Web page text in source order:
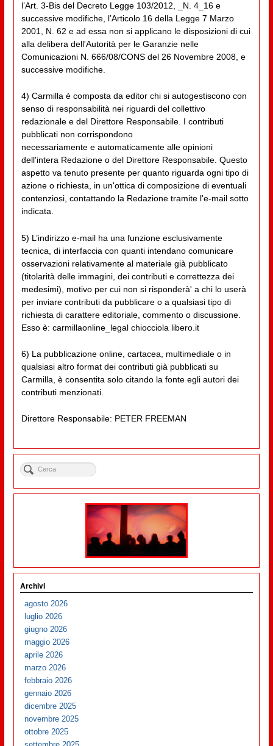
l’Art. 3-Bis del Decreto Legge 103/2012, _N. 4_16 e
successive modifiche, l’Articolo 16 della Legge 7 Marzo
2001, N. 62 e ad essa non si applicano le disposizioni di cui
alla delibera dell'Autorità per le Garanzie nelle
Comunicazioni N. 666/08/CONS del 26 Novembre 2008, e
successive modifiche.
4) Carmilla è composta da editor chi si autogestiscono con
senso di responsabilità nei riguardi del collettivo
redazionale e del Direttore Responsabile. I contributi
pubblicati non corrispondono
necessariamente e automaticamente alle opinioni
dell'intera Redazione o del Direttore Responsabile. Questo
aspetto va tenuto presente per quanto riguarda ogni tipo di
azione o richiesta, in un'ottica di composizione di eventuali
contenziosi, contattando la Redazione tramite l'e-mail sotto
indicata.
5) L’indirizzo e-mail ha una funzione esclusivamente
tecnica, di interfaccia con quanti intendano comunicare
osservazioni relativamente al materiale già pubblicato
(titolarità delle immagini, dei contributi e correttezza dei
medesimi), motivo per cui non si risponderà' a chi lo userà
per inviare contributi da pubblicare o a qualsiasi tipo di
richiesta di carattere editoriale, commento o discussione.
Esso è: carmillaonline_legal chiocciola libero.it
6) La pubblicazione online, cartacea, multimediale o in
qualsiasi altro format dei contributi già pubblicati su
Carmilla, è consentita solo citando la fonte egli autori dei
contributi menzionati.
Direttore Responsabile: PETER FREEMAN
Archivi
agosto 2026
luglio 2026
giugno 2026
maggio 2026
aprile 2026
marzo 2026
febbraio 2026
gennaio 2026
dicembre 2025
novembre 2025
ottobre 2025